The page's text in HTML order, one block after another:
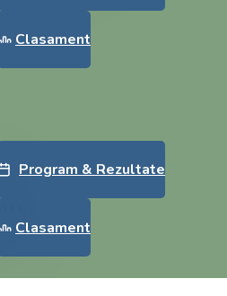
Clasament
Program & Rezultate
Clasament